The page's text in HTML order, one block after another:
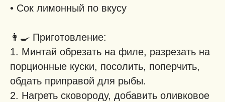
• Сок лимонный по вкусу
👩‍🍳 Приготовление:
1. Минтай обрезать на филе, разрезать на
порционные куски, посолить, поперчить,
обдать приправой для рыбы.
2. Нагреть сковороду, добавить оливковое